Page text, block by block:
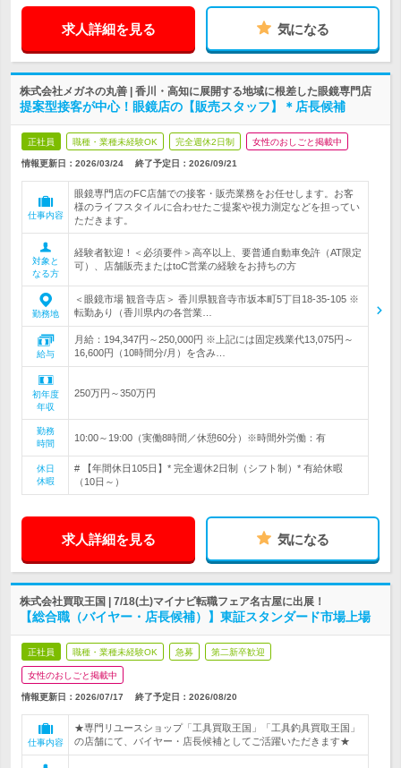
求人詳細を見る 気になる
株式会社メガネの丸善 | 香川・高知に展開する地域に根差した眼鏡専門店
提案型接客が中心！眼鏡店の【販売スタッフ】＊店長候補
正社員 職種・業種未経験OK 完全週休2日制 女性のおしごと掲載中
情報更新日：2026/03/24 終了予定日： 2026/09/21
仕事内容
眼鏡専門店のFC店舗での接客・販売業務をお任せします。お客
様のライフスタイルに合わせたご提案や視力測定などを担ってい
ただきます。
対象と
なる方
経験者歓迎！＜必須要件＞高卒以上、要普通自動車免許（AT限定
可）、店舗販売またはtoC営業の経験をお持ちの方
勤務地
＜眼鏡市場 観音寺店＞ 香川県観音寺市坂本町5丁目18-35-105 ※
転勤あり（香川県内の各営業…
給与
月給：194,347円～250,000円 ※上記には固定残業代13,075円～
16,600円（10時間分/月）を含み…
初年度
年収
250万円～350万円
勤務
時間
10:00～19:00（実働8時間／休憩60分）※時間外労働：有
休日
休暇
# 【年間休日105日】* 完全週休2日制（シフト制）* 有給休暇
（10日～）
求人詳細を見る 気になる
株式会社買取王国 | 7/18(土)マイナビ転職フェア名古屋に出展！
【総合職（バイヤー・店長候補）】東証スタンダード市場上場
正社員 職種・業種未経験OK 急募 第二新卒歓迎
女性のおしごと掲載中
情報更新日：2026/07/17 終了予定日： 2026/08/20
仕事内容
★専門リユースショップ「工具買取王国」「工具釣具買取王国」
の店舗にて、バイヤー・店長候補としてご活躍いただきます★